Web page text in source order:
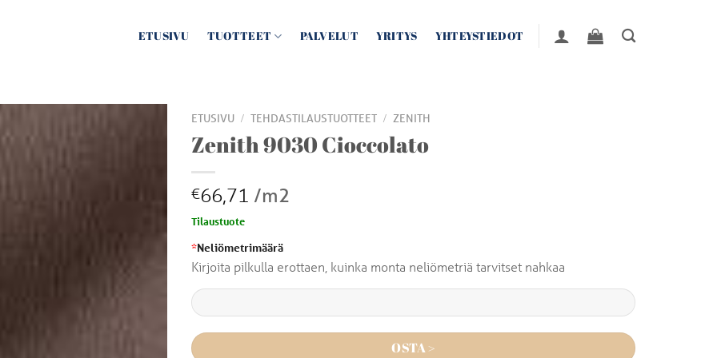
ETUSIVU TUOTTEET PALVELUT YRITYS YHTEYSTIEDOT
ETUSIVU / TEHDASTILAUSTUOTTEET / ZENITH
Zenith 9030 Cioccolato
€66,71 /m2
Tilaustuote
*Neliömetrimäärä
Kirjoita pilkulla erottaen, kuinka monta neliömetriä tarvitset nahkaa
OSTA >